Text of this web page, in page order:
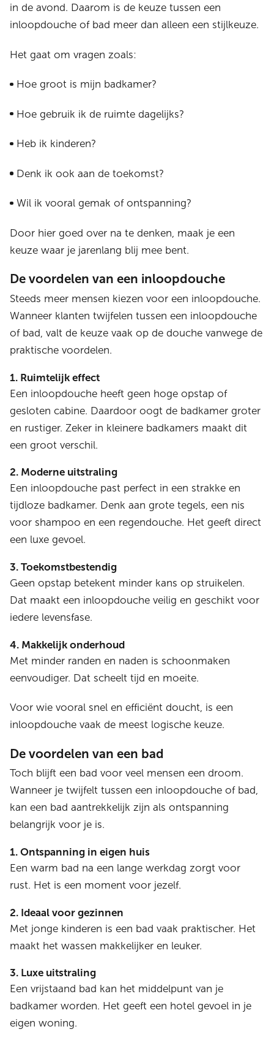
in de avond. Daarom is de keuze tussen een
inloopdouche of bad meer dan alleen een stijlkeuze.
Het gaat om vragen zoals:
Hoe groot is mijn badkamer?
Hoe gebruik ik de ruimte dagelijks?
Heb ik kinderen?
Denk ik ook aan de toekomst?
Wil ik vooral gemak of ontspanning?
Door hier goed over na te denken, maak je een
keuze waar je jarenlang blij mee bent.
De voordelen van een inloopdouche
Steeds meer mensen kiezen voor een inloopdouche.
Wanneer klanten twijfelen tussen een inloopdouche
of bad, valt de keuze vaak op de douche vanwege de
praktische voordelen.
1. Ruimtelijk effect
Een inloopdouche heeft geen hoge opstap of
gesloten cabine. Daardoor oogt de badkamer groter
en rustiger. Zeker in kleinere badkamers maakt dit
een groot verschil.
2. Moderne uitstraling
Een inloopdouche past perfect in een strakke en
tijdloze badkamer. Denk aan grote tegels, een nis
voor shampoo en een regendouche. Het geeft direct
een luxe gevoel.
3. Toekomstbestendig
Geen opstap betekent minder kans op struikelen.
Dat maakt een inloopdouche veilig en geschikt voor
iedere levensfase.
4. Makkelijk onderhoud
Met minder randen en naden is schoonmaken
eenvoudiger. Dat scheelt tijd en moeite.
Voor wie vooral snel en efficiënt doucht, is een
inloopdouche vaak de meest logische keuze.
De voordelen van een bad
Toch blijft een bad voor veel mensen een droom.
Wanneer je twijfelt tussen een inloopdouche of bad,
kan een bad aantrekkelijk zijn als ontspanning
belangrijk voor je is.
1. Ontspanning in eigen huis
Een warm bad na een lange werkdag zorgt voor
rust. Het is een moment voor jezelf.
2. Ideaal voor gezinnen
Met jonge kinderen is een bad vaak praktischer. Het
maakt het wassen makkelijker en leuker.
3. Luxe uitstraling
Een vrijstaand bad kan het middelpunt van je
badkamer worden. Het geeft een hotel gevoel in je
eigen woning.